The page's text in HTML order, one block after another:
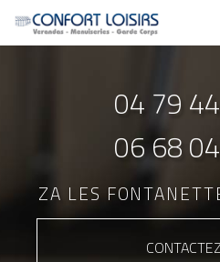
04 79
06 68
ZA LES